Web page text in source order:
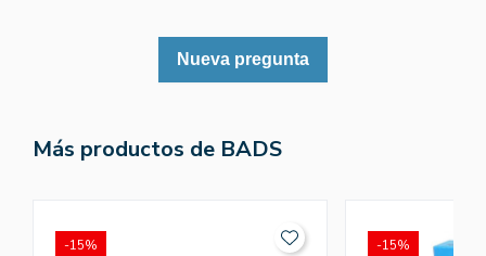
Nueva pregunta
Más productos de BADS
-15% -15%